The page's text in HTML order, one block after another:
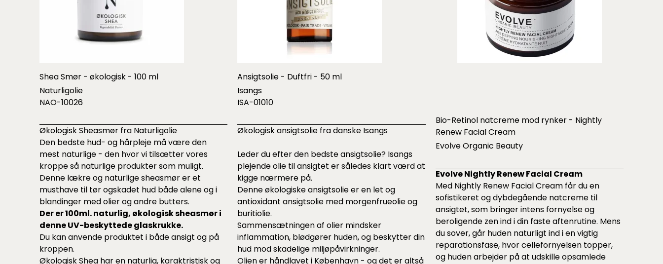
Shea Smør - økologisk - 100 ml
Naturligolie
NAO-10026
Økologisk Sheasmør fra Naturligolie
Den bedste hud- og hårpleje må være den
mest naturlige - den hvor vi tilsætter vores
kroppe så naturlige produkter som muligt.
Denne lækre og naturlige sheasmør er et
musthave til tør ogskadet hud både alene og i
blandinger med olier og andre butters.
Der er 100ml. naturlig, økologisk sheasmør i
denne UV-beskyttede glaskrukke.
Du kan anvende produktet i både ansigt og på
kroppen.
Økologisk Shea har en naturlig, karaktristisk og
Ansigtsolie - Duftfri - 50 ml
Isangs
ISA-01010
Økologisk ansigtsolie fra danske Isangs
Leder du efter den bedste ansigtsolie? Isangs
plejende olie til ansigtet er således klart værd at
kigge nærmere på.
Denne økologiske ansigtsolie er en let og
antioxidant ansigtsolie med morgenfrueolie og
buritiolie.
Sammensætningen af olier mindsker
inflammation, blødgører huden, og beskytter din
hud mod skadelige miljøpåvirkninger.
Olien er håndlavet i København - og det er altså
Bio-Retinol natcreme mod rynker - Nightly
Renew Facial Cream
Evolve Organic Beauty
Evolve Nightly Renew Facial Cream
Med Nightly Renew Facial Cream får du en
sofistikeret og dybdegående natcreme til
ansigtet, som bringer intens fornyelse og
beroligende zen ind i din faste aftenrutine. Mens
du sover, går huden naturligt ind i en vigtig
reparationsfase, hvor cellefornyelsen topper,
og huden arbejder på at udskille opsamlede